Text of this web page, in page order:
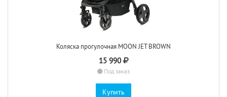
Коляска прогулочная MOON JET BROWN
15 990
Под заказ
Купить